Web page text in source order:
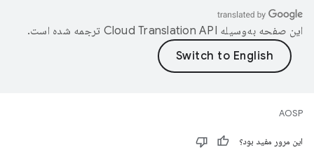
این صفحه به‌وسیله ترجمه شده است.
AOSP
این مرور مفید بود؟